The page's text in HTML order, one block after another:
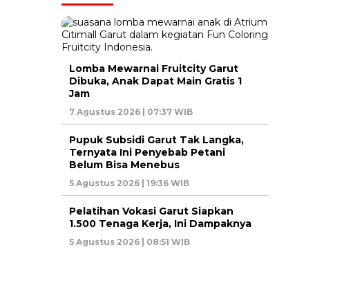
Lomba Mewarnai Fruitcity Garut
Dibuka, Anak Dapat Main Gratis 1
Jam
7 Agustus 2026 | 07:37 WIB
Pupuk Subsidi Garut Tak Langka,
Ternyata Ini Penyebab Petani
Belum Bisa Menebus
5 Agustus 2026 | 19:36 WIB
Pelatihan Vokasi Garut Siapkan
1.500 Tenaga Kerja, Ini Dampaknya
5 Agustus 2026 | 08:51 WIB